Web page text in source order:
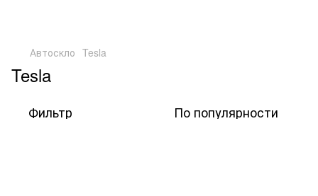
Автоскло Tesla
Tesla
Фильтр По популярности